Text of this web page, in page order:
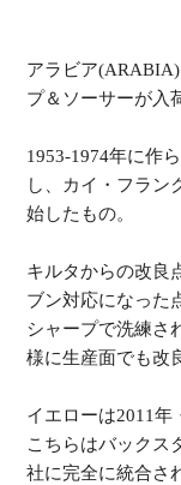
アラビア
プ＆ソーサーが入
1953-1974年に作
し、カイ・フラン
始したもの。
キルタからの改良
ブン対応になった
シャープで洗練さ
様に生産面でも改
イエローは2011年
こちらはバックス
社に完全に統合さ